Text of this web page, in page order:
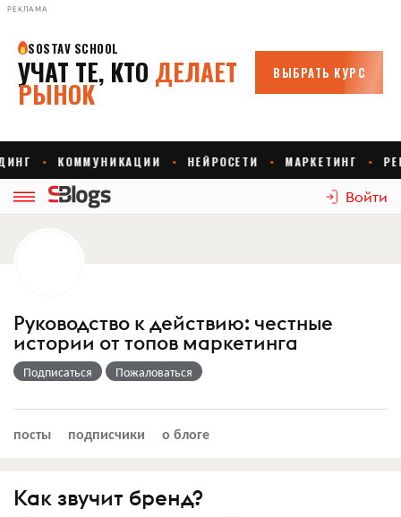
РЕКЛАМА
Войти
Руководство к действию: честные
истории от топов маркетинга
Подписаться Пожаловаться
посты подписчики о блоге
Как звучит бренд?